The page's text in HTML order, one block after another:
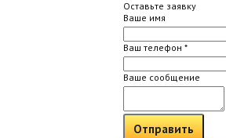
Оставьте заявку
Ваше имя
Ваш телефон *
Ваше сообщение
Отправить